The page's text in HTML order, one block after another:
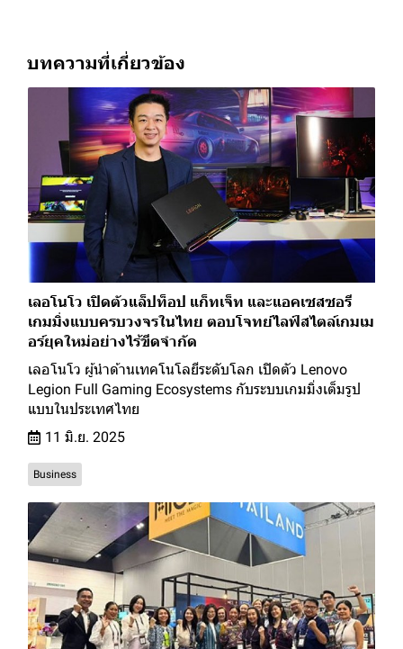
บทความที่เกี่ยวข้อง
เลอโนโว เปิดตัวแล็ปท็อป แก็ทเจ็ท และแอคเซสซอรี
เกมมิ่งแบบครบวงจรในไทย ตอบโจทย์ไลฟ์สไตล์เกมเม
อร์ยุคใหม่อย่างไร้ขีดจำกัด
เลอโนโว ผู้นำด้านเทคโนโลยีระดับโลก เปิดตัว Lenovo
Legion Full Gaming Ecosystems กับระบบเกมมิ่งเต็มรูป
แบบในประเทศไทย
11 มิ.ย. 2025
Business